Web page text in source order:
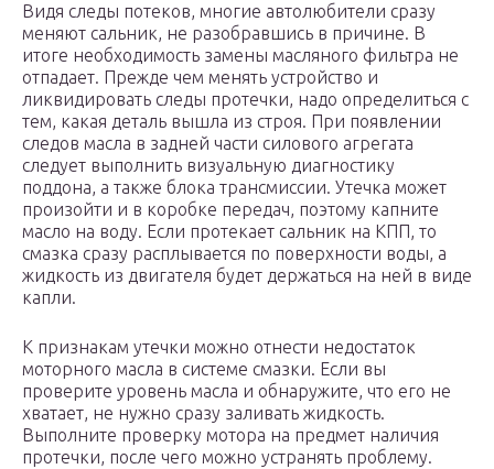
Видя следы потеков, многие автолюбители сразу
меняют сальник, не разобравшись в причине. В
итоге необходимость замены масляного фильтра не
отпадает. Прежде чем менять устройство и
ликвидировать следы протечки, надо определиться с
тем, какая деталь вышла из строя. При появлении
следов масла в задней части силового агрегата
следует выполнить визуальную диагностику
поддона, а также блока трансмиссии. Утечка может
произойти и в коробке передач, поэтому капните
масло на воду. Если протекает сальник на КПП, то
смазка сразу расплывается по поверхности воды, а
жидкость из двигателя будет держаться на ней в виде
капли.
К признакам утечки можно отнести недостаток
моторного масла в системе смазки. Если вы
проверите уровень масла и обнаружите, что его не
хватает, не нужно сразу заливать жидкость.
Выполните проверку мотора на предмет наличия
протечки, после чего можно устранять проблему.